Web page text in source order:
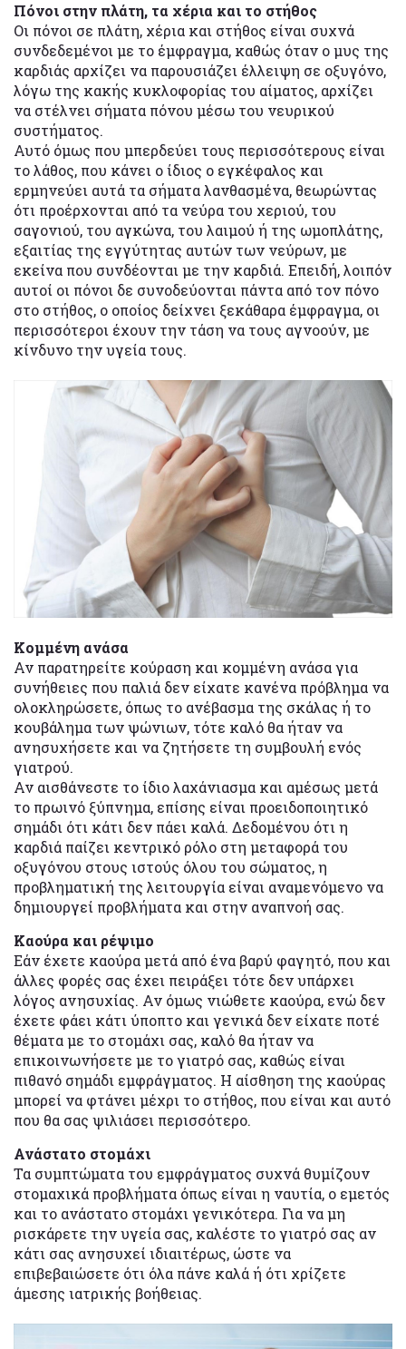
Πόνοι στην πλάτη, τα χέρια και το στήθος
Οι πόνοι σε πλάτη, χέρια και στήθος είναι συχνά
συνδεδεμένοι με το έμφραγμα, καθώς όταν ο μυς της
καρδιάς αρχίζει να παρουσιάζει έλλειψη σε οξυγόνο,
λόγω της κακής κυκλοφορίας του αίματος, αρχίζει
να στέλνει σήματα πόνου μέσω του νευρικού
συστήματος.
Αυτό όμως που μπερδεύει τους περισσότερους είναι
το λάθος, που κάνει ο ίδιος ο εγκέφαλος και
ερμηνεύει αυτά τα σήματα λανθασμένα, θεωρώντας
ότι προέρχονται από τα νεύρα του χεριού, του
σαγονιού, του αγκώνα, του λαιμού ή της ωμοπλάτης,
εξαιτίας της εγγύτητας αυτών των νεύρων, με
εκείνα που συνδέονται με την καρδιά. Επειδή, λοιπόν
αυτοί οι πόνοι δε συνοδεύονται πάντα από τον πόνο
στο στήθος, ο οποίος δείχνει ξεκάθαρα έμφραγμα, οι
περισσότεροι έχουν την τάση να τους αγνοούν, με
κίνδυνο την υγεία τους.
Κομμένη ανάσα
Αν παρατηρείτε κούραση και κομμένη ανάσα για
συνήθειες που παλιά δεν είχατε κανένα πρόβλημα να
ολοκληρώσετε, όπως το ανέβασμα της σκάλας ή το
κουβάλημα των ψώνιων, τότε καλό θα ήταν να
ανησυχήσετε και να ζητήσετε τη συμβουλή ενός
γιατρού.
Αν αισθάνεστε το ίδιο λαχάνιασμα και αμέσως μετά
το πρωινό ξύπνημα, επίσης είναι προειδοποιητικό
σημάδι ότι κάτι δεν πάει καλά. Δεδομένου ότι η
καρδιά παίζει κεντρικό ρόλο στη μεταφορά του
οξυγόνου στους ιστούς όλου του σώματος, η
προβληματική της λειτουργία είναι αναμενόμενο να
δημιουργεί προβλήματα και στην αναπνοή σας.
Καούρα και ρέψιμο
Εάν έχετε καούρα μετά από ένα βαρύ φαγητό, που και
άλλες φορές σας έχει πειράξει τότε δεν υπάρχει
λόγος ανησυχίας. Αν όμως νιώθετε καούρα, ενώ δεν
έχετε φάει κάτι ύποπτο και γενικά δεν είχατε ποτέ
θέματα με το στομάχι σας, καλό θα ήταν να
επικοινωνήσετε με το γιατρό σας, καθώς είναι
πιθανό σημάδι εμφράγματος. Η αίσθηση της καούρας
μπορεί να φτάνει μέχρι το στήθος, που είναι και αυτό
που θα σας ψιλιάσει περισσότερο.
Ανάστατο στομάχι
Τα συμπτώματα του εμφράγματος συχνά θυμίζουν
στομαχικά προβλήματα όπως είναι η ναυτία, ο εμετός
και το ανάστατο στομάχι γενικότερα. Για να μη
ρισκάρετε την υγεία σας, καλέστε το γιατρό σας αν
κάτι σας ανησυχεί ιδιαιτέρως, ώστε να
επιβεβαιώσετε ότι όλα πάνε καλά ή ότι χρίζετε
άμεσης ιατρικής βοήθειας.